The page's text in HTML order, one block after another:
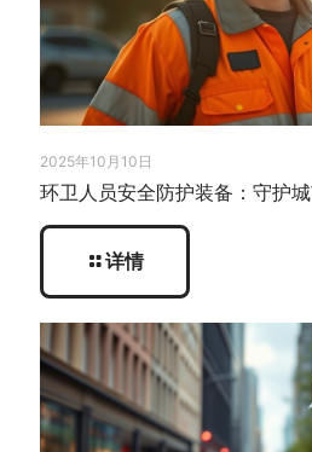
2025年10月10日
环卫人员安全防护装备：守护
详情